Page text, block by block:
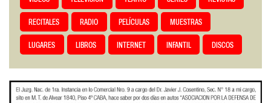
RECITALES RADIO PELÍCULAS MUESTRAS
LUGARES LIBROS INTERNET INFANTIL DISCOS